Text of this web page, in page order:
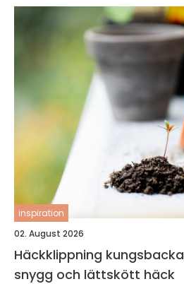
inspiration
02. August 2026
Häckklippning kungsbacka så får du en tät,
snygg och lättskött häck